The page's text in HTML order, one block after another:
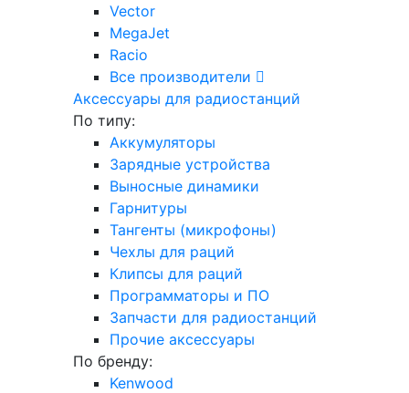
Vector
MegaJet
Racio
Все производители
Аксессуары для радиостанций
По типу:
Аккумуляторы
Зарядные устройства
Выносные динамики
Гарнитуры
Тангенты (микрофоны)
Чехлы для раций
Клипсы для раций
Программаторы и ПО
Запчасти для радиостанций
Прочие аксессуары
По бренду:
Kenwood